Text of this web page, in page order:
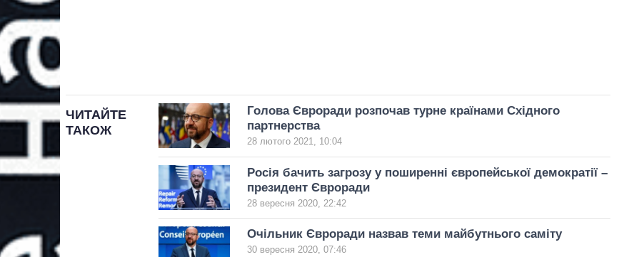
ЧИТАЙТЕ
ТАКОЖ
Голова Євроради розпочав турне країнами Східного
партнерства
28 лютого 2021, 10:04
Росія бачить загрозу у поширенні європейської демократії –
президент Євроради
28 вересня 2020, 22:42
Очільник Євроради назвав теми майбутнього саміту
30 вересня 2020, 07:46